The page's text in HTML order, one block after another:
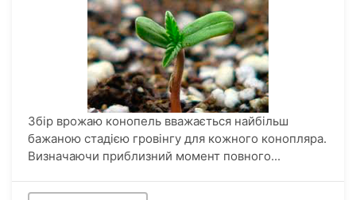
Збір врожаю конопель вважається найбільш
бажаною стадією гровінгу для кожного конопляра.
Визначаючи приблизний момент повного...